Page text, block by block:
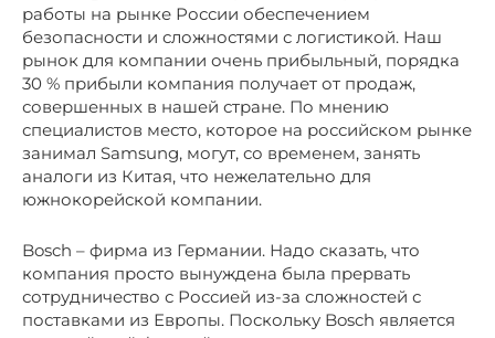
работы на рынке России обеспечением
безопасности и сложностями с логистикой. Наш
рынок для компании очень прибыльный, порядка
30 % прибыли компания получает от продаж,
совершенных в нашей стране. По мнению
специалистов место, которое на российском рынке
занимал Samsung, могут, со временем, занять
аналоги из Китая, что нежелательно для
южнокорейской компании.
Bosch – фирма из Германии. Надо сказать, что
компания просто вынуждена была прервать
сотрудничество с Россией из-за сложностей с
поставками из Европы. Поскольку Bosch является